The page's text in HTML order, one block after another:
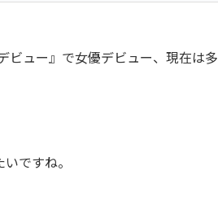
ュー』で女優デビュー、現在は
ですね。